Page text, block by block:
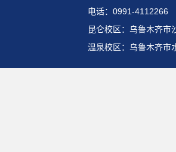
电话：0991-4112266
昆仑校区：乌鲁木齐市
温泉校区：乌鲁木齐市